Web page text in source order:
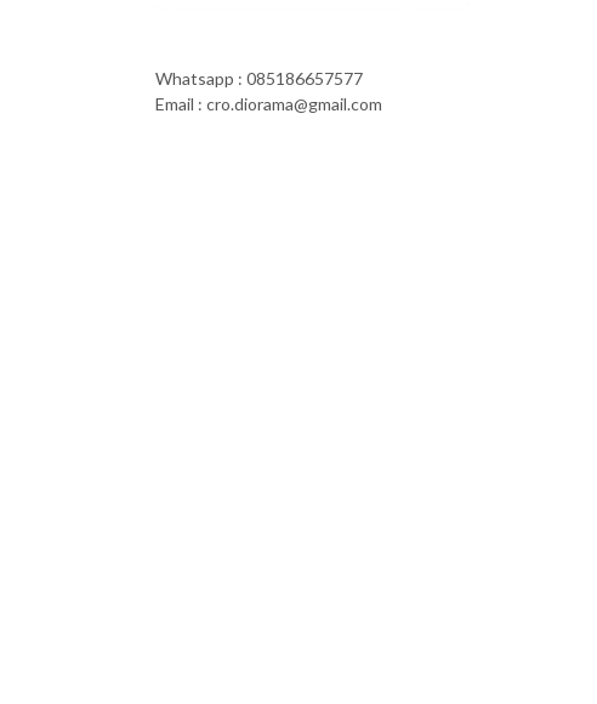
Whatsapp : 085186657577
Email : cro.diorama@gmail.com